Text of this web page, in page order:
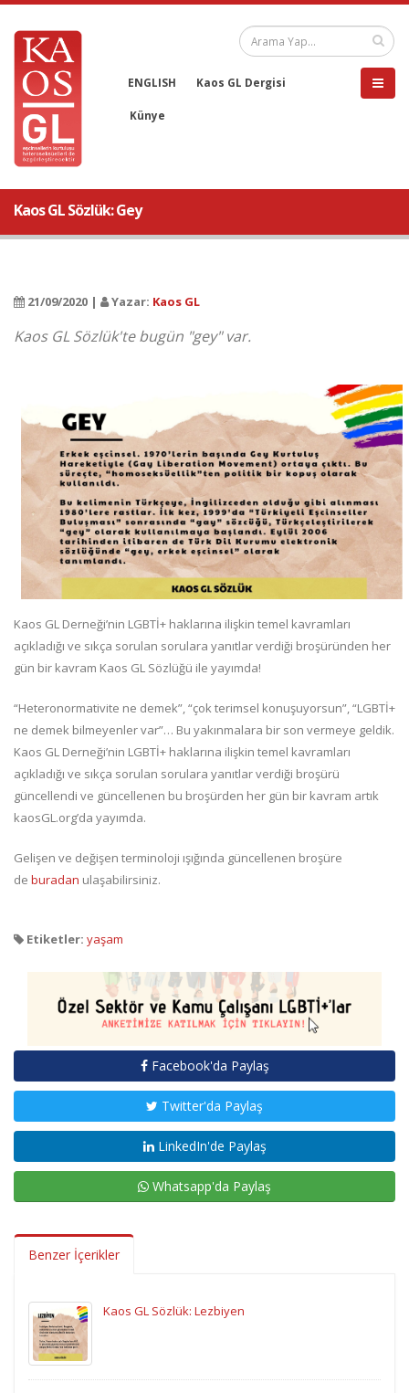
ENGLISH Kaos GL Dergisi
Künye
Kaos GL Sözlük: Gey
21/09/2020 | Yazar: Kaos GL
Kaos GL Sözlük'te bugün "gey" var.
Kaos GL Derneği’nin LGBTİ+ haklarına ilişkin temel kavramları
açıkladığı ve sıkça sorulan sorulara yanıtlar verdiği broşüründen her
gün bir kavram Kaos GL Sözlüğü ile yayımda!
“Heteronormativite ne demek”, “çok terimsel konuşuyorsun”, “LGBTİ+
ne demek bilmeyenler var”… Bu yakınmalara bir son vermeye geldik.
Kaos GL Derneği’nin LGBTİ+ haklarına ilişkin temel kavramları
açıkladığı ve sıkça sorulan sorulara yanıtlar verdiği broşürü
güncellendi ve güncellenen bu broşürden her gün bir kavram artık
kaosGL.org’da yayımda.
Gelişen ve değişen terminoloji ışığında güncellenen broşüre
de buradan ulaşabilirsiniz.
Etiketler: yaşam
Facebook'da Paylaş
Twitter'da Paylaş
LinkedIn'de Paylaş
Whatsapp'da Paylaş
Benzer İçerikler
Kaos GL Sözlük: Lezbiyen